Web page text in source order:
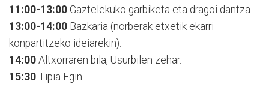
11:00-13:00 Gaztelekuko garbiketa eta dragoi dantza.
13:00-14:00 Bazkaria (norberak etxetik ekarri
konpartitzeko ideiarekin).
14:00 Altxorraren bila, Usurbilen zehar.
15:30 Tipia Egin.